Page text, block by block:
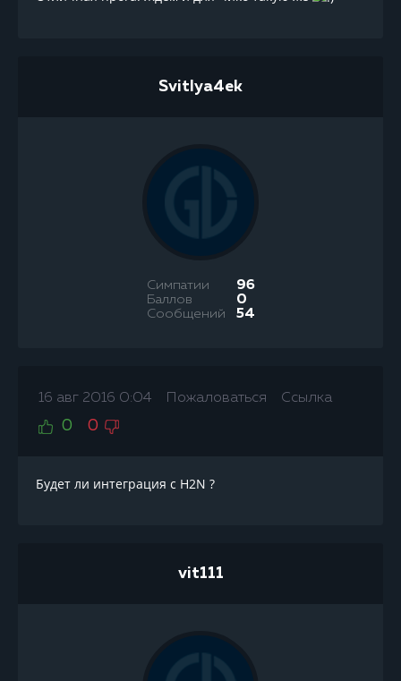
Svitlya4ek
Симпатии 96
Баллов 0
Сообщений 54
16 авг 2016 0:04 Пожаловаться Ссылка
0 0
Будет ли интеграция с H2N ?
vit111